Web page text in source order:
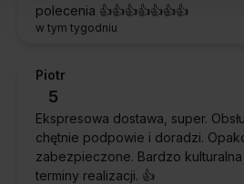
polecenia 👍️👍️👍️👍️👍️👍️👍️
w tym tygodniu
Piotr
5
Ekspresowa dostawa, super.
chętnie podpowie i doradzi.
zabezpieczone. Bardzo
terminy realizacji. 👍️